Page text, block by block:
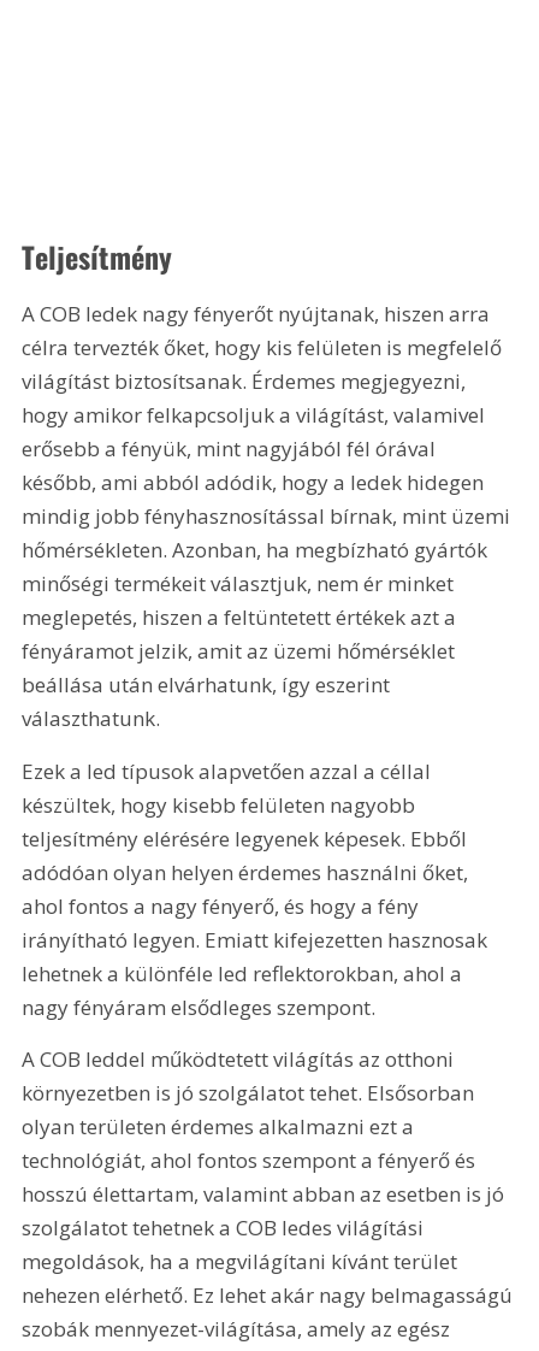
Teljesítmény
A COB ledek nagy fényerőt nyújtanak, hiszen arra
célra tervezték őket, hogy kis felületen is megfelelő
világítást biztosítsanak. Érdemes megjegyezni,
hogy amikor felkapcsoljuk a világítást, valamivel
erősebb a fényük, mint nagyjából fél órával
később, ami abból adódik, hogy a ledek hidegen
mindig jobb fényhasznosítással bírnak, mint üzemi
hőmérsékleten. Azonban, ha megbízható gyártók
minőségi termékeit választjuk, nem ér minket
meglepetés, hiszen a feltüntetett értékek azt a
fényáramot jelzik, amit az üzemi hőmérséklet
beállása után elvárhatunk, így eszerint
választhatunk.
Ezek a led típusok alapvetően azzal a céllal
készültek, hogy kisebb felületen nagyobb
teljesítmény elérésére legyenek képesek. Ebből
adódóan olyan helyen érdemes használni őket,
ahol fontos a nagy fényerő, és hogy a fény
irányítható legyen. Emiatt kifejezetten hasznosak
lehetnek a különféle led reflektorokban, ahol a
nagy fényáram elsődleges szempont.
A COB leddel működtetett világítás az otthoni
környezetben is jó szolgálatot tehet. Elsősorban
olyan területen érdemes alkalmazni ezt a
technológiát, ahol fontos szempont a fényerő és
hosszú élettartam, valamint abban az esetben is jó
szolgálatot tehetnek a COB ledes világítási
megoldások, ha a megvilágítani kívánt terület
nehezen elérhető. Ez lehet akár nagy belmagasságú
szobák mennyezet-világítása, amely az egész